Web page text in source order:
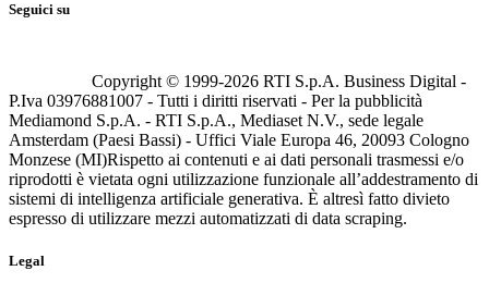
Seguici su
Copyright © 1999-2026 RTI S.p.A. Business Digital -
P.Iva 03976881007 - Tutti i diritti riservati - Per la pubblicità
Mediamond S.p.A. - RTI S.p.A., Mediaset N.V., sede legale
Amsterdam (Paesi Bassi) - Uffici Viale Europa 46, 20093 Cologno
Monzese (MI)Rispetto ai contenuti e ai dati personali trasmessi e/o
riprodotti è vietata ogni utilizzazione funzionale all’addestramento di
sistemi di intelligenza artificiale generativa. È altresì fatto divieto
espresso di utilizzare mezzi automatizzati di data scraping.
Legal